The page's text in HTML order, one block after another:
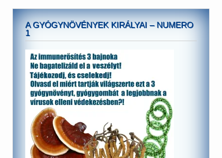
A GYÓGYNÖVÉNYEK KIRÁLYAI – NUMERO
1